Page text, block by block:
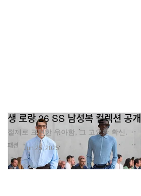
패션
생 로랑 26 SS 남성복 컬렉션 공개
절제로 표현한 우아함, 그 고요한 확신.
Jun 25, 2025